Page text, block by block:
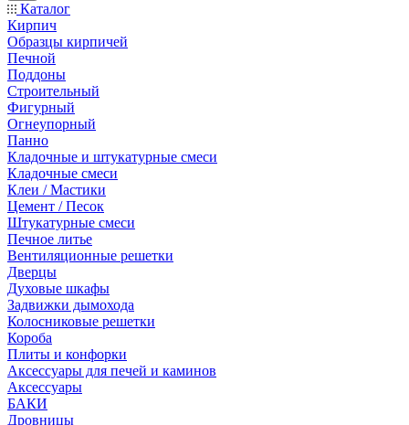
Каталог
Кирпич
Образцы кирпичей
Печной
Поддоны
Строительный
Фигурный
Огнеупорный
Панно
Кладочные и штукатурные смеси
Кладочные смеси
Клеи / Мастики
Цемент / Песок
Штукатурные смеси
Печное литье
Вентиляционные решетки
Дверцы
Духовые шкафы
Задвижки дымохода
Колосниковые решетки
Короба
Плиты и конфорки
Аксессуары для печей и каминов
Аксессуары
БАКИ
Дровницы